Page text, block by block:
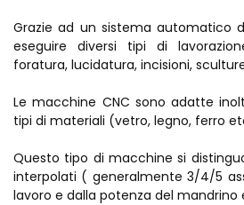
Grazie ad un sistema automatico
eseguire diversi tipi di
foratura, lucidatura, incisioni,
Le macchine CNC sono adatte
tipi di materiali (vetro, legno, ferro
Questo tipo di macchine si
interpolati ( generalmente 3/4/5
lavoro e dalla potenza del mandrino